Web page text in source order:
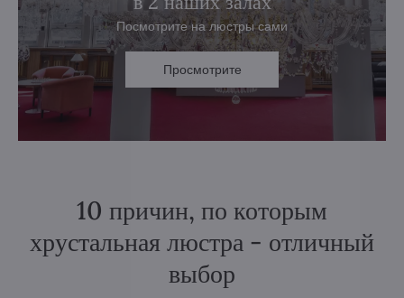
Посмотрите на люстры сами
Просмотрите
10 причин, по которым
хрустальная люстра - отличный
выбор